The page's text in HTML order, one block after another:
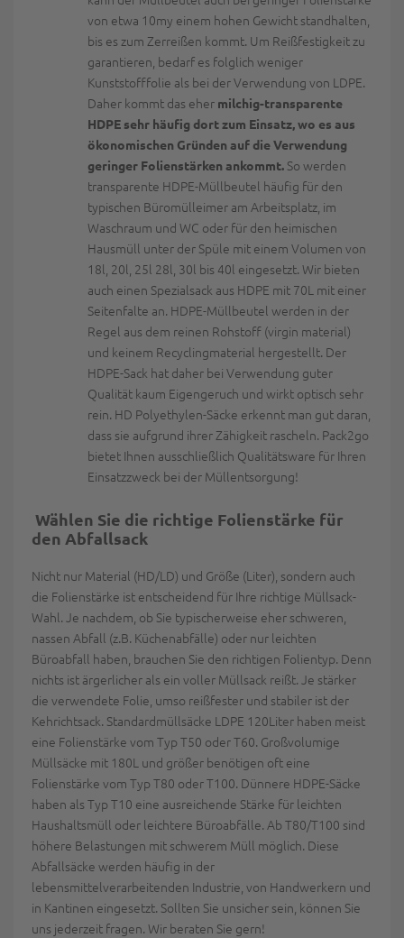
von etwa 10my einem hohen Gewicht standhalten,
bis es zum Zerreißen kommt. Um Reißfestigkeit zu
garantieren, bedarf es folglich weniger
Kunststofffolie als bei der Verwendung von LDPE.
Daher kommt das eher milchig-transparente
HDPE sehr häufig dort zum Einsatz, wo es aus
ökonomischen Gründen auf die Verwendung
geringer Folienstärken ankommt. So werden
transparente HDPE-Müllbeutel häufig für den
typischen Büromülleimer am Arbeitsplatz, im
Waschraum und WC oder für den heimischen
Hausmüll unter der Spüle mit einem Volumen von
18l, 20l, 25l 28l, 30l bis 40l eingesetzt. Wir bieten
auch einen Spezialsack aus HDPE mit 70L mit einer
Seitenfalte an. HDPE-Müllbeutel werden in der
Regel aus dem reinen Rohstoff (virgin material)
und keinem Recyclingmaterial hergestellt. Der
HDPE-Sack hat daher bei Verwendung guter
Qualität kaum Eigengeruch und wirkt optisch sehr
rein. HD Polyethylen-Säcke erkennt man gut daran,
dass sie aufgrund ihrer Zähigkeit rascheln. Pack2go
bietet Ihnen ausschließlich Qualitätsware für Ihren
Einsatzzweck bei der Müllentsorgung!
Wählen Sie die richtige Folienstärke für
den Abfallsack
Nicht nur Material (HD/LD) und Größe (Liter), sondern auch
die Folienstärke ist entscheidend für Ihre richtige Müllsack-
Wahl. Je nachdem, ob Sie typischerweise eher schweren,
nassen Abfall (z.B. Küchenabfälle) oder nur leichten
Büroabfall haben, brauchen Sie den richtigen Folientyp. Denn
nichts ist ärgerlicher als ein voller Müllsack reißt. Je stärker
die verwendete Folie, umso reißfester und stabiler ist der
Kehrichtsack. Standardmüllsäcke LDPE 120Liter haben meist
eine Folienstärke vom Typ T50 oder T60. Großvolumige
Müllsäcke mit 180L und größer benötigen oft eine
Folienstärke vom Typ T80 oder T100. Dünnere HDPE-Säcke
haben als Typ T10 eine ausreichende Stärke für leichten
Haushaltsmüll oder leichtere Büroabfälle. Ab T80/T100 sind
höhere Belastungen mit schwerem Müll möglich. Diese
Abfallsäcke werden häufig in der
lebensmittelverarbeitenden Industrie, von Handwerkern und
in Kantinen eingesetzt. Sollten Sie unsicher sein, können Sie
uns jederzeit fragen. Wir beraten Sie gern!